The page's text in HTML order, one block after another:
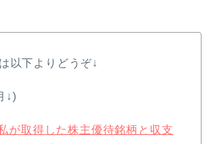
以下よりどうぞ↓
↓)
が取得した株主優待銘柄と収支